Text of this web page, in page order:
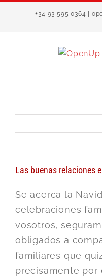
+34 93 595 0364 |
Las buenas relaciones
Se acerca la
celebraciones
vosotros,
obligados a
familiares que
precisamente por